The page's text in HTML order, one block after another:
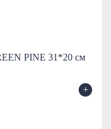
PINE 31*20 см
+